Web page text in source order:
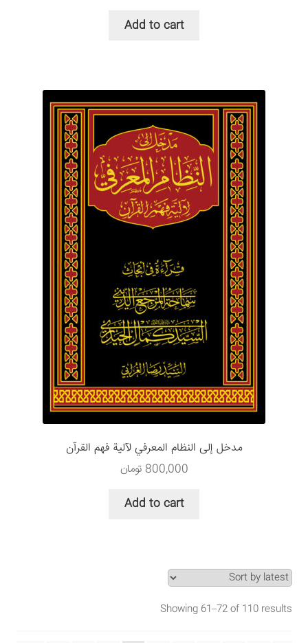
Add to cart
مدخل إلى النظام المعرفي لآلية فهم القرآن
800,000 تومان
Add to cart
Showing 61–72 of 110 results